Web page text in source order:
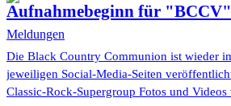
Aufnahmebeginn für "BCCV"
Meldungen
Die Black Country Communion ist wieder
jeweiligen Social-Media-Seiten
Classic-Rock-Supergroup Fotos und